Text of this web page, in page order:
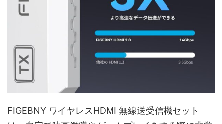
FIGEBNY ワイヤレスHDMI 無線送受信機セット